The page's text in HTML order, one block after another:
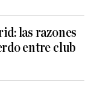
las razones
entre club